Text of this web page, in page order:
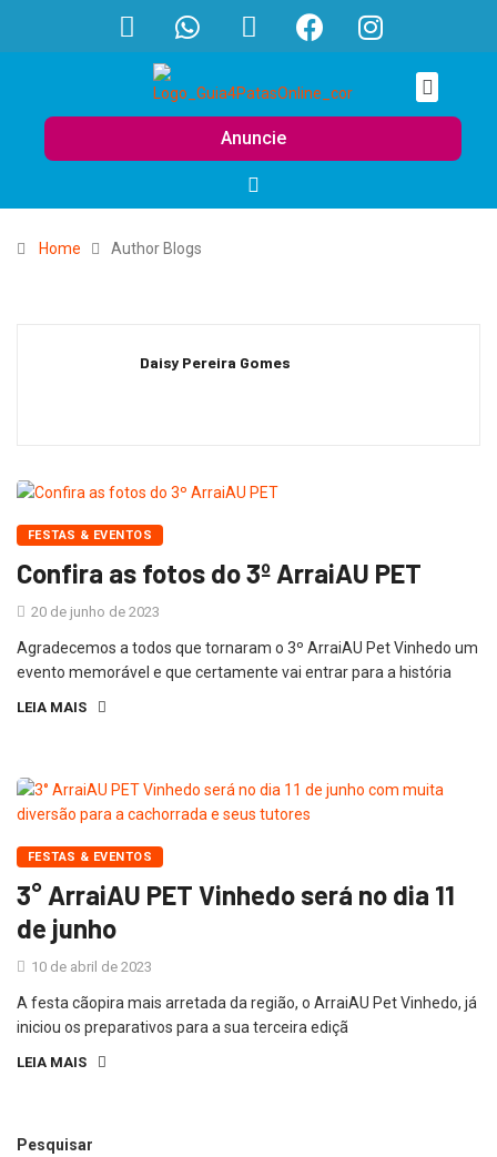
Anuncie
Home Author Blogs
Daisy Pereira Gomes
FESTAS & EVENTOS
Confira as fotos do 3º ArraiAU PET
20 de junho de 2023
Agradecemos a todos que tornaram o 3º ArraiAU Pet Vinhedo um
evento memorável e que certamente vai entrar para a história
LEIA MAIS
FESTAS & EVENTOS
3° ArraiAU PET Vinhedo será no dia 11
de junho
10 de abril de 2023
A festa cãopira mais arretada da região, o ArraiAU Pet Vinhedo, já
iniciou os preparativos para a sua terceira ediçã
LEIA MAIS
Pesquisar